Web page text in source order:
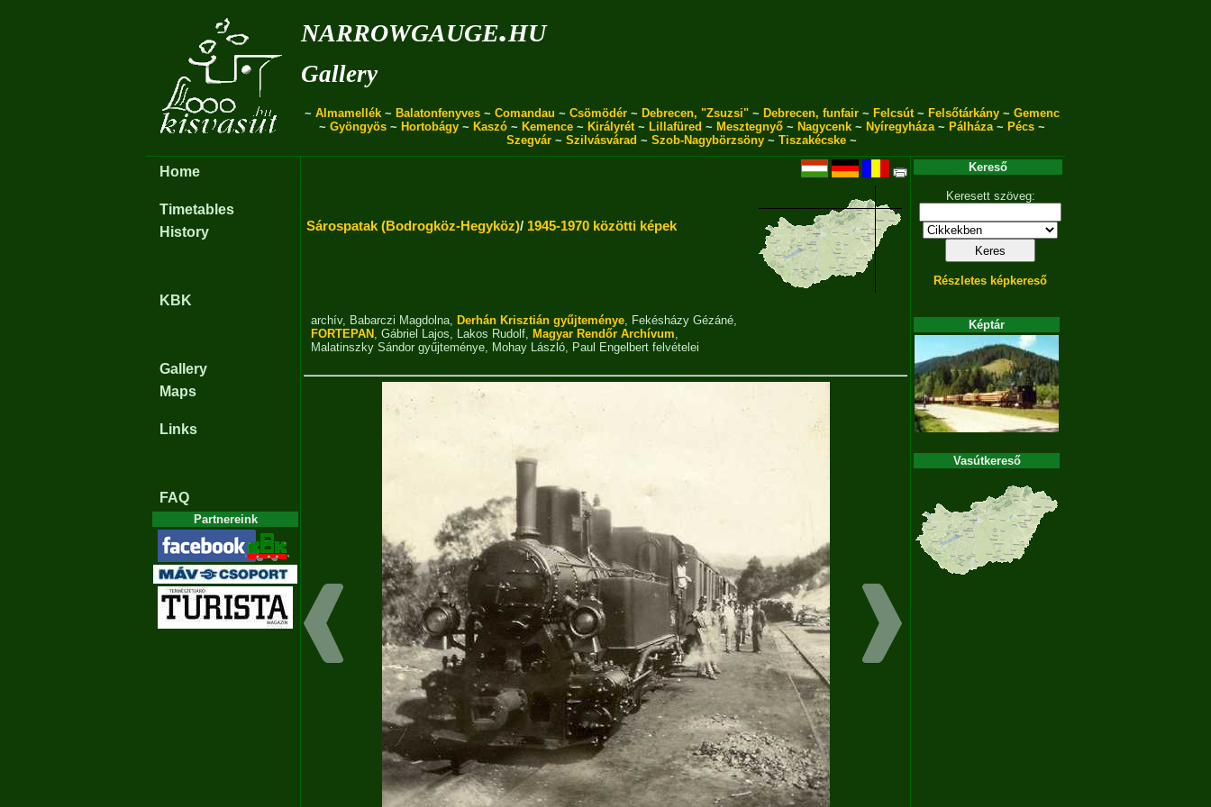
narrowgauge.hu
Gallery
~ Almamellék~ Balatonfenyves~ Comandau ~ Csömödér~ Debrecen, "Zsuzsi"~ Debrecen, funfair~ Felcsút~ Felsőtárkány~ Gemenc
~ Gyöngyös~ Hortobágy~ Kaszó~ Kemence~ Királyrét~ Lillafüred ~ Mesztegnyő~ Nagycenk~ Nyíregyháza~ Pálháza~ Pécs~
Szegvár ~ Szilvásvárad ~ Szob-Nagybörzsöny ~ Tiszakécske ~
Home
Timetables
History
KBK
Gallery
Maps
Links
FAQ
Partnereink
Sárospatak (Bodrogköz-Hegyköz)/ 1945-1970 közötti képek
archív, Babarczi Magdolna, Derhán Krisztián gyűjteménye, Fekésházy Gézáné,
FORTEPAN , Gábriel Lajos, Lakos Rudolf, Magyar Rendőr Archívum,
Malatinszky Sándor gyűjteménye, Mohay László, Paul Engelbert felvételei
Kereső
Keresett szöveg:
Részletes képkereső
Képtár
Vasútkereső